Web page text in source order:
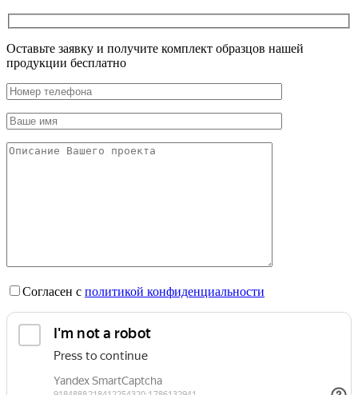
Оставьте заявку и получите комплект образцов нашей
продукции бесплатно
Согласен с политикой конфиденциальности